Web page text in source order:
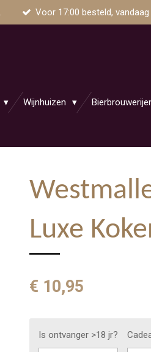
Voor 17:00 besteld,
Wijnhuizen
Luxe
€ 10,95
Is ontvanger >18 jr?